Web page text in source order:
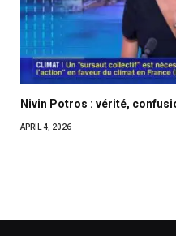
Nivin Potros : vérité,
APRIL 4, 2026